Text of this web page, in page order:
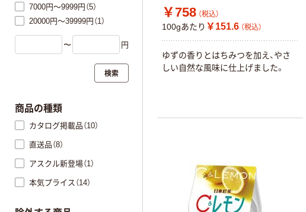
￥758 （税込）
100gあたり ￥151.6 （税込）
ゆずの香りとはちみつを加え、やさ
しい自然な風味に仕上げました。
7000円～9999円（5）
20000円～39999円（1）
〜 円
検索
商品の種類
カタログ掲載品（10）
直送品（8）
アスクル新登場（1）
本気プライス（14）